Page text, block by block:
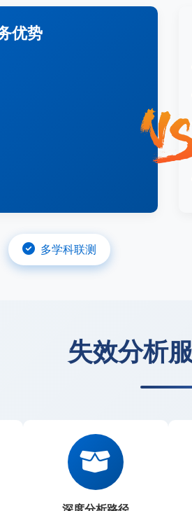
优势
多学科联测
失效分析